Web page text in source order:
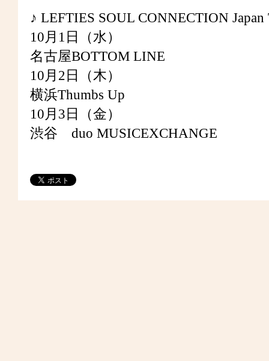
♪ LEFTIES SOUL CONNECTION Japan
10月1日（水）
名古屋BOTTOM LINE
10月2日（木）
横浜Thumbs Up
10月3日（金）
渋谷 duo MUSICEXCHANGE